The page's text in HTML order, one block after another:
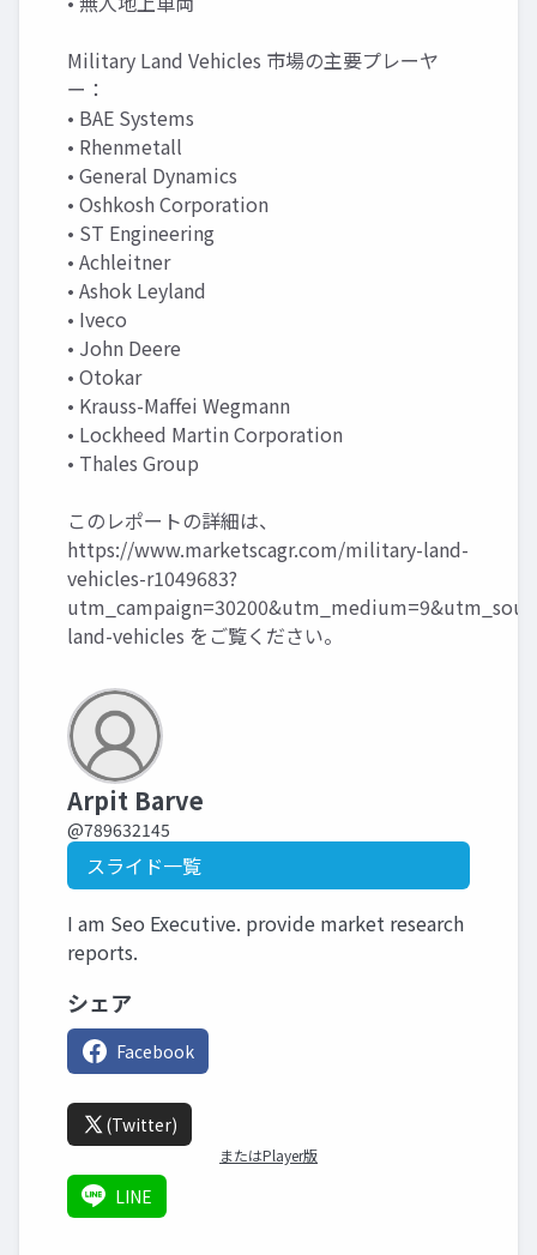
Military Land Vehicles 市場の主要プレーヤ
ー：
• BAE Systems
• Rhenmetall
• General Dynamics
• Oshkosh Corporation
• ST Engineering
• Achleitner
• Ashok Leyland
• Iveco
• John Deere
• Otokar
• Krauss-Maffei Wegmann
• Lockheed Martin Corporation
• Thales Group
このレポートの詳細は、
https://www.marketscagr.com/military-land-
vehicles-r1049683?
land-vehicles をご覧ください。
Arpit Barve
@789632145
スライド一覧
I am Seo Executive. provide market research
reports.
シェア
Facebook
(Twitter)
またはPlayer版
LINE